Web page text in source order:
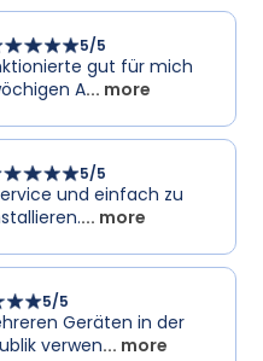
5/5
gut für mich
A... more
5/5
und einfach zu
... more
5/5
Geräten in der
verwen... more